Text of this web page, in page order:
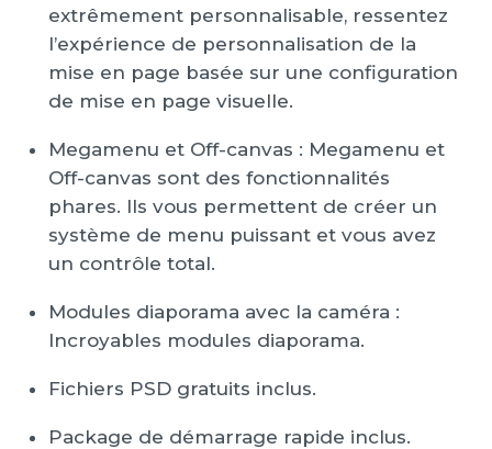
extrêmement personnalisable, ressentez
l’expérience de personnalisation de la
mise en page basée sur une configuration
de mise en page visuelle.
Megamenu et Off-canvas : Megamenu et
Off-canvas sont des fonctionnalités
phares. Ils vous permettent de créer un
système de menu puissant et vous avez
un contrôle total.
Modules diaporama avec la caméra :
Incroyables modules diaporama.
Fichiers PSD gratuits inclus.
Package de démarrage rapide inclus.